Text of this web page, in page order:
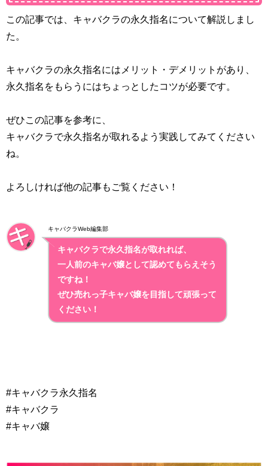
この記事では、キャバクラの永久指名について解説しまし
た。
キャバクラの永久指名にはメリット・デメリットがあり、
永久指名をもらうにはちょっとしたコツが必要です。
ぜひこの記事を参考に、
キャバクラで永久指名が取れるよう実践してみてください
ね。
よろしければ他の記事もご覧ください！
キャバクラWeb編集部
キャバクラで永久指名が取れれば、
一人前のキャバ嬢として認めてもらえそう
ですね！
ぜひ売れっ子キャバ嬢を目指して頑張って
ください！
#キャバクラ永久指名
#キャバクラ
#キャバ嬢